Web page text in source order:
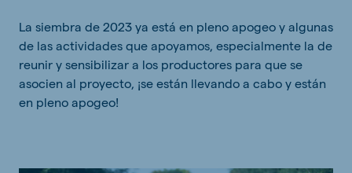
La siembra de 2023 ya está en pleno apogeo y algunas
de las actividades que apoyamos, especialmente la de
reunir y sensibilizar a los productores para que se
asocien al proyecto, ¡se están llevando a cabo y están
en pleno apogeo!